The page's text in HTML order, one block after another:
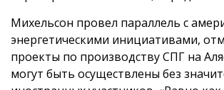
Михельсон провел параллель с
энергетическими инициативами,
проекты по производству СПГ на
могут быть осуществлены без